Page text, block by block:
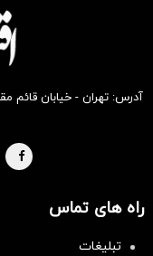
آدرس: تهران - خیابان قائم
راه های تماس
تبلیغات